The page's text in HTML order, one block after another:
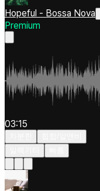
Hopeful - Bossa Nova
Premium
03:15